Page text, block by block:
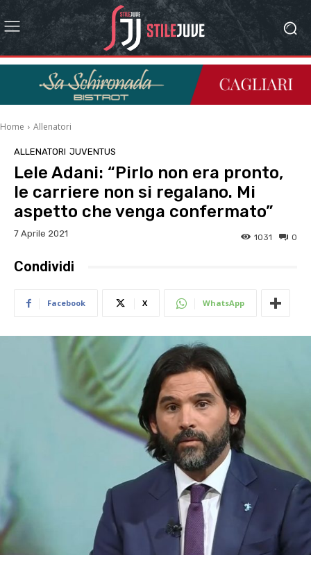
Home Allenatori
ALLENATORI JUVENTUS
Lele Adani: “Pirlo non era pronto,
le carriere non si regalano. Mi
aspetto che venga confermato”
7 Aprile 2021 0
1031
Condividi
Facebook X WhatsApp